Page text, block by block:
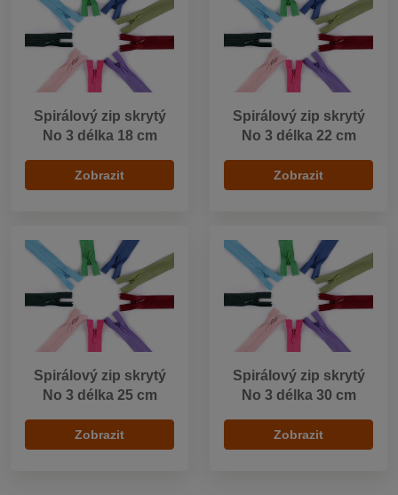
Spirálový zip skrytý
No 3 délka 18 cm
Zobrazit
Spirálový zip skrytý
No 3 délka 22 cm
Zobrazit
Spirálový zip skrytý
No 3 délka 25 cm
Zobrazit
Spirálový zip skrytý
No 3 délka 30 cm
Zobrazit